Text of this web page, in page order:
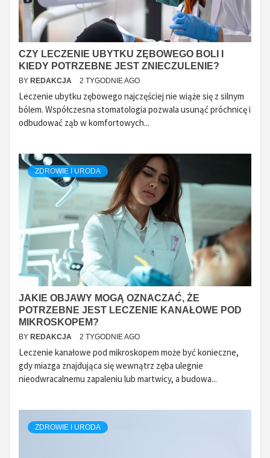
CZY LECZENIE UBYTKU ZĘBOWEGO BOLI I
KIEDY POTRZEBNE JEST ZNIECZULENIE?
BY REDAKCJA 2 TYGODNIE AGO
Leczenie ubytku zębowego najczęściej nie wiąże się z silnym
bólem. Współczesna stomatologia pozwala usunąć próchnicę i
odbudować ząb w komfortowych...
ZDROWIE I URODA
JAKIE OBJAWY MOGĄ OZNACZAĆ, ŻE
POTRZEBNE JEST LECZENIE KANAŁOWE POD
MIKROSKOPEM?
BY REDAKCJA 2 TYGODNIE AGO
Leczenie kanałowe pod mikroskopem może być konieczne,
gdy miazga znajdująca się wewnątrz zęba ulegnie
nieodwracalnemu zapaleniu lub martwicy, a budowa...
ZDROWIE I URODA